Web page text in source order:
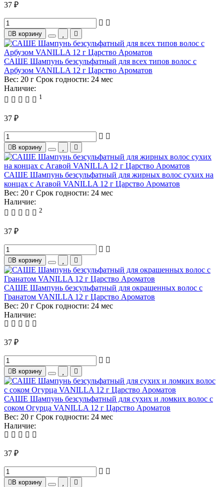
37 ₽
В корзину
САШЕ Шампунь безсульфатный для всех типов волос с
Арбузом VANILLA 12 г Царство Ароматов
Вес: 20 г Срок годности: 24 мес
Наличие:
1
37 ₽
В корзину
САШЕ Шампунь безсульфатный для жирных волос сухих на
концах с Агавой VANILLA 12 г Царство Ароматов
Вес: 20 г Срок годности: 24 мес
Наличие:
2
37 ₽
В корзину
САШЕ Шампунь безсульфатный для окрашенных волос с
Гранатом VANILLA 12 г Царство Ароматов
Вес: 20 г Срок годности: 24 мес
Наличие:
37 ₽
В корзину
САШЕ Шампунь безсульфатный для сухих и ломких волос с
соком Огурца VANILLA 12 г Царство Ароматов
Вес: 20 г Срок годности: 24 мес
Наличие:
37 ₽
В корзину